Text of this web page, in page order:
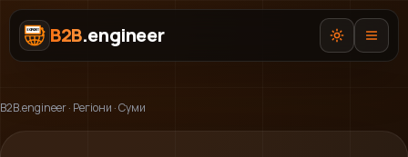
B2B.engineer
B2B.engineer· Регіони ·Суми